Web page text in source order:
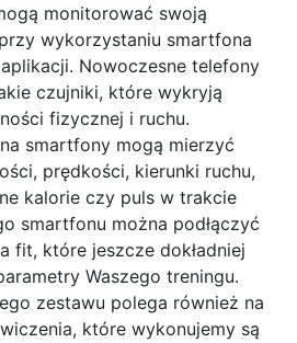
monitorować swoją
wykorzystaniu smartfona
Nowoczesne telefony
czujniki, które wykryją
fizycznej i ruchu.
smartfony mogą mierzyć
prędkości, kierunki ruchu,
kalorie czy puls w trakcie
smartfonu można podłączyć
fit, które jeszcze dokładniej
Waszego treningu.
zestawu polega również na
które wykonujemy są